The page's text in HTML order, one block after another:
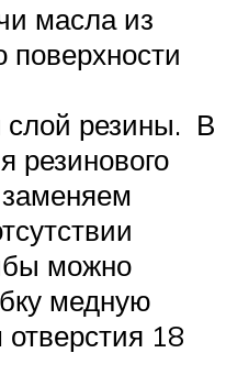
масла из
поверхности
слой резины. В
резинового
можно
медную
18